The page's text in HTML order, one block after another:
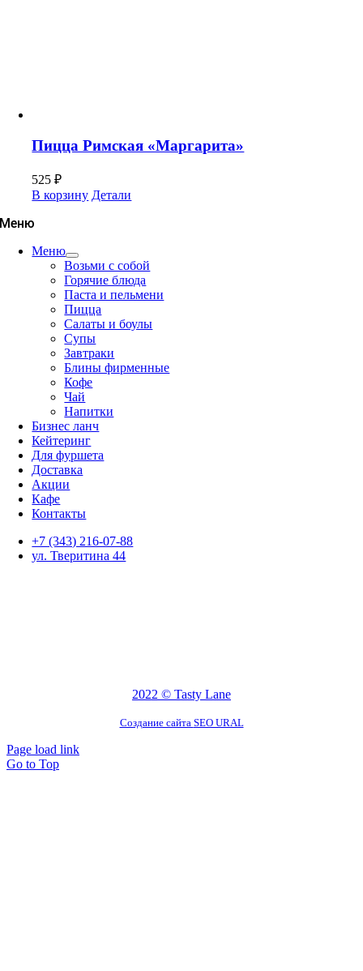
Пицца Римская «Маргарита»
525₽
В корзину Детали
Меню
Меню
Возьми с собой
Горячие блюда
Паста и пельмени
Пицца
Салаты и боулы
Супы
Завтраки
Блины фирменные
Кофе
Чай
Напитки
Бизнес ланч
Кейтеринг
Для фуршета
Доставка
Акции
Кафе
Контакты
+7 (343) 216-07-88
ул. Тверитина 44
2022 © Tasty Lane
Создание сайта SEO URAL
Page load link
Go to Top